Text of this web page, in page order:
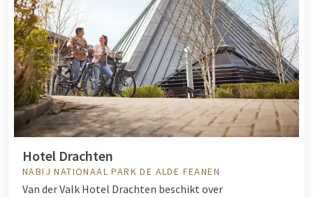
Hotel Drachten
NABIJ NATIONAAL PARK DE ALDE FEANEN
Van der Valk Hotel Drachten beschikt over